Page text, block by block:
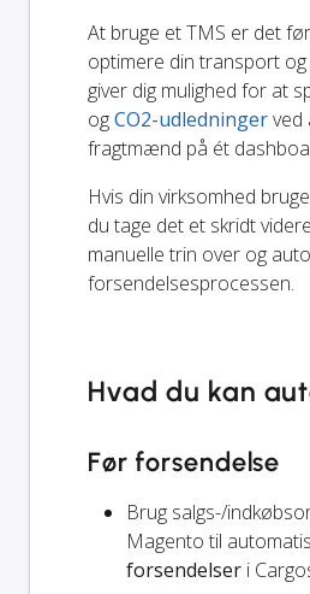
At bruge et TMS er det
optimere din transport og
giver dig mulighed for at
ogCO2-udledningerved
fragtmænd på ét
Hvis din virksomhed
du tage det et skridt
manuelle trin over og
forsendelsesprocessen.
Hvad du kan
Før forsendelse
Brug salgs-/
Magento til
forsendelser i